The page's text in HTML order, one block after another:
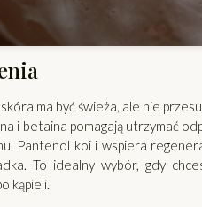
ma być świeża, ale nie
i betaina pomagają utrzymać
Pantenol koi i wspiera
To idealny wybór, gdy
kąpieli.